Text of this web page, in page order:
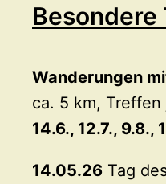
Besondere
Wanderungen
ca. 5 km,
14.6., 12.7., 9.8.,
14.05.26 Tag